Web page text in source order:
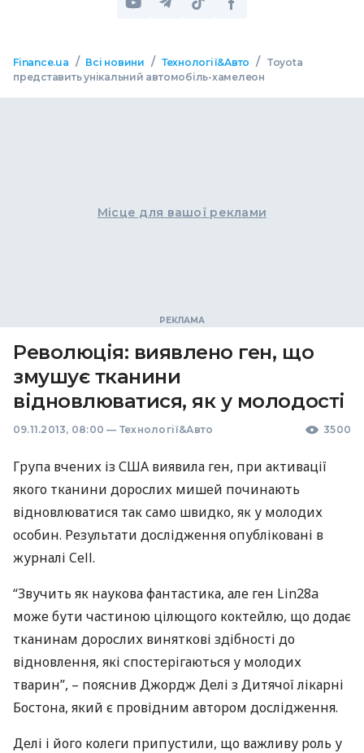
Finance.ua / Всі новини / Технології&Авто /
Toyota
представить унікальний автомобіль-хамелеон
Місце для вашої реклами
Революція: виявлено ген, що
змушує тканини
відновлюватися, як у молодості
09.11.2013, 08:00 — Технології&Авто 3500
Група вчених із США виявила ген, при активації
якого тканини дорослих мишей починають
відновлюватися так само швидко, як у молодих
особин. Результати дослідження опубліковані в
журналі Cell.
“Звучить як наукова фантастика, але ген Lin28a
може бути частиною цілющого коктейлю, що додає
тканинам дорослих виняткові здібності до
відновлення, які спостерігаються у молодих
тварин”, – пояснив Джордж Делі з Дитячої лікарні
Бостона, який є провідним автором дослідження.
Делі і його колеги припустили, що важливу роль у